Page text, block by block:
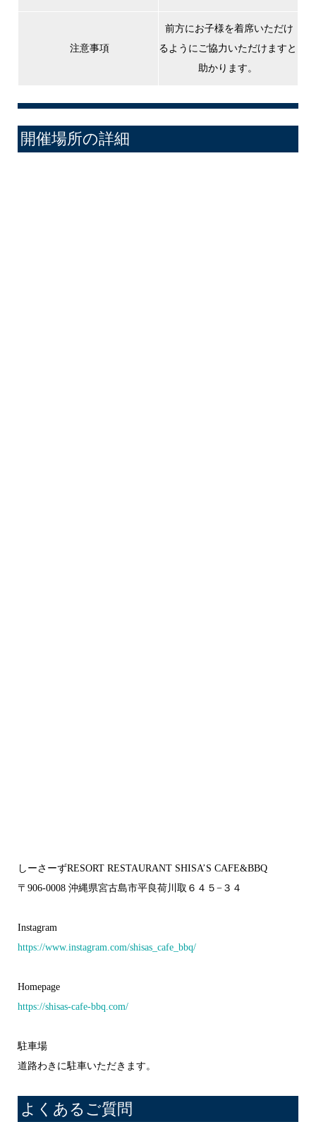
注意事項
前方にお子様を着席いただけ
るようにご協力いただけますと
助かります。
開催場所の詳細
しーさーずRESORT RESTAURANT SHISA’S CAFE&BBQ
〒906-0008 沖縄県宮古島市平良荷川取６４５−３４
Instagram
https://www.instagram.com/shisas_cafe_bbq/
Homepage
https://shisas-cafe-bbq.com/
駐車場
道路わきに駐車いただきます。
よくあるご質問